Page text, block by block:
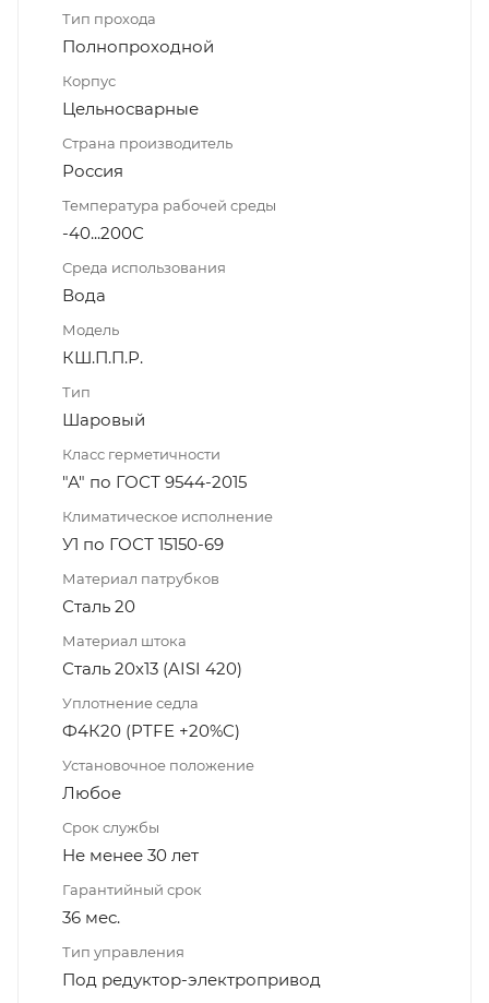
Тип прохода
Полнопроходной
Корпус
Цельносварные
Страна производитель
Россия
Температура рабочей среды
-40...200С
Среда использования
Вода
Модель
КШ.П.П.Р.
Тип
Шаровый
Класс герметичности
"А" по ГОСТ 9544-2015
Климатическое исполнение
У1 по ГОСТ 15150-69
Материал патрубков
Сталь 20
Материал штока
Сталь 20х13 (AISI 420)
Уплотнение седла
Ф4К20 (PTFE +20%C)
Установочное положение
Любое
Срок службы
Не менее 30 лет
Гарантийный срок
36 мес.
Тип управления
Под редуктор-электропривод